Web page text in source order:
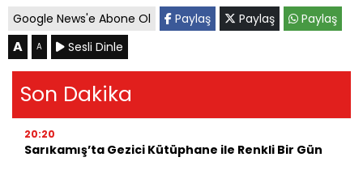
Google News'e Abone Ol Paylaş Paylaş Paylaş
A A Sesli Dinle
Son Dakika
20:20
Sarıkamış’ta Gezici Kütüphane ile Renkli Bir Gün